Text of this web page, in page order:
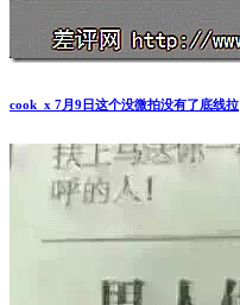
cook_x 7月9日这个没微拍没有了底线拉